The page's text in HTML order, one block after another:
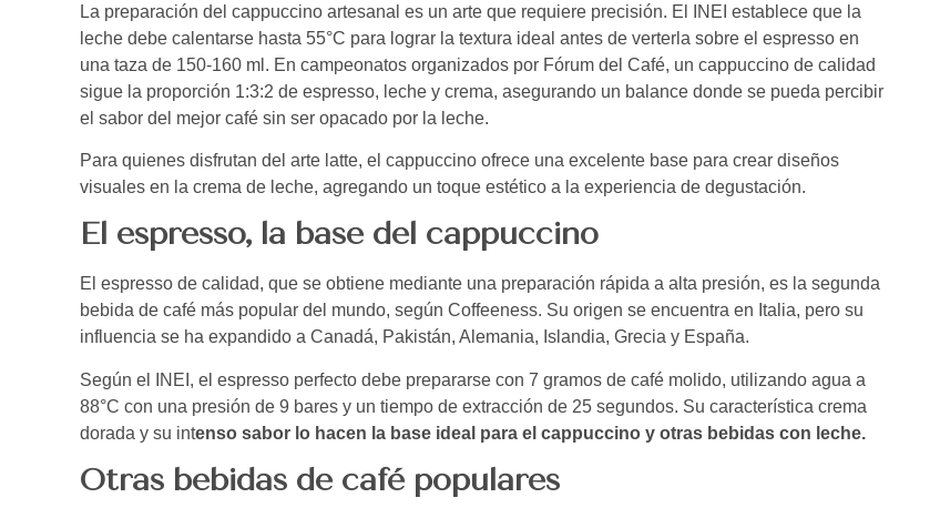
La preparación del cappuccino artesanal es un arte que requiere precisión. El INEI establece que la
leche debe calentarse hasta 55°C para lograr la textura ideal antes de verterla sobre el espresso en
una taza de 150-160 ml. En campeonatos organizados por Fórum del Café, un cappuccino de calidad
sigue la proporción 1:3:2 de espresso, leche y crema, asegurando un balance donde se pueda percibir
el sabor del mejor café sin ser opacado por la leche.
Para quienes disfrutan del arte latte, el cappuccino ofrece una excelente base para crear diseños
visuales en la crema de leche, agregando un toque estético a la experiencia de degustación.
El espresso, la base del cappuccino
El espresso de calidad, que se obtiene mediante una preparación rápida a alta presión, es la segunda
bebida de café más popular del mundo, según Coffeeness. Su origen se encuentra en Italia, pero su
influencia se ha expandido a Canadá, Pakistán, Alemania, Islandia, Grecia y España.
Según el INEI, el espresso perfecto debe prepararse con 7 gramos de café molido, utilizando agua a
88°C con una presión de 9 bares y un tiempo de extracción de 25 segundos. Su característica crema
dorada y su intenso sabor lo hacen la base ideal para el cappuccino y otras bebidas con leche.
Otras bebidas de café populares